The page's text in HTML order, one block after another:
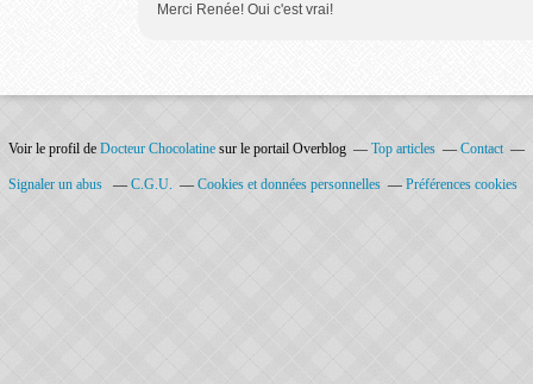
Merci Renée! Oui c'est vrai!
Voir le profil de Docteur Chocolatine sur le portail Overblog Top articles Contact
Signaler un abus C.G.U. Cookies et données personnelles Préférences cookies